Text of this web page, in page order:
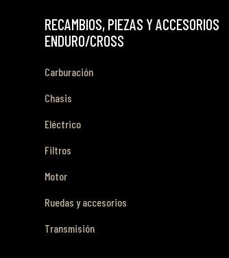
RECAMBIOS, PIEZAS Y ACCESORIOS
ENDURO/CROSS
Carburación
Chasis
Eléctrico
Filtros
Motor
Ruedas y accesorios
Transmisión